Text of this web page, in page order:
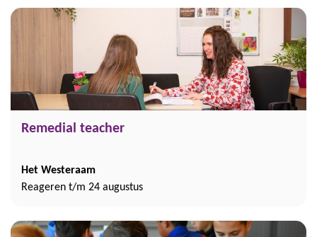
Remedial teacher
Het Westeraam
Reageren t/m 24 augustus